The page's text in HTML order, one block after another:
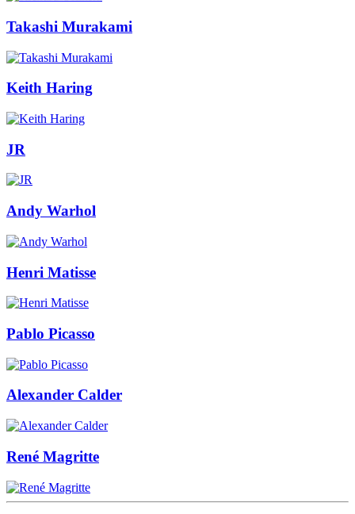
Takashi Murakami
Keith Haring
JR
Andy Warhol
Henri Matisse
Pablo Picasso
Alexander Calder
René Magritte